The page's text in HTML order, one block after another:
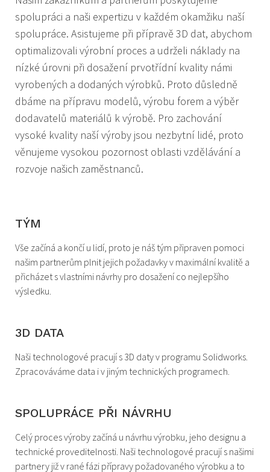
spolupráci a naši expertizu v každém okamžiku naší
spolupráce. Asistujeme při přípravě 3D dat, abychom
optimalizovali výrobní proces a udrželi náklady na
nízké úrovni při dosažení prvotřídní kvality námi
vyrobených a dodaných výrobků. Proto důsledně
dbáme na přípravu modelů, výrobu forem a výběr
dodavatelů materiálů k výrobě. Pro zachování
vysoké kvality naší výroby jsou nezbytní lidé, proto
věnujeme vysokou pozornost oblasti vzdělávání a
rozvoje našich zaměstnanců.
TÝM
Vše začíná a končí u lidí, proto je náš tým připraven pomoci
našim partnerům plnit jejich požadavky v maximální kvalitě a
přicházet s vlastními návrhy pro dosažení co nejlepšího
výsledku.
3D DATA
Naši technologové pracují s 3D daty v programu Solidworks.
Zpracováváme data i v jiným technických programech.
SPOLUPRÁCE PŘI NÁVRHU
Celý proces výroby začíná u návrhu výrobku, jeho designu a
technické proveditelnosti. Naši technologové pracují s našimi
partnery již v rané fázi přípravy požadovaného výrobku a to